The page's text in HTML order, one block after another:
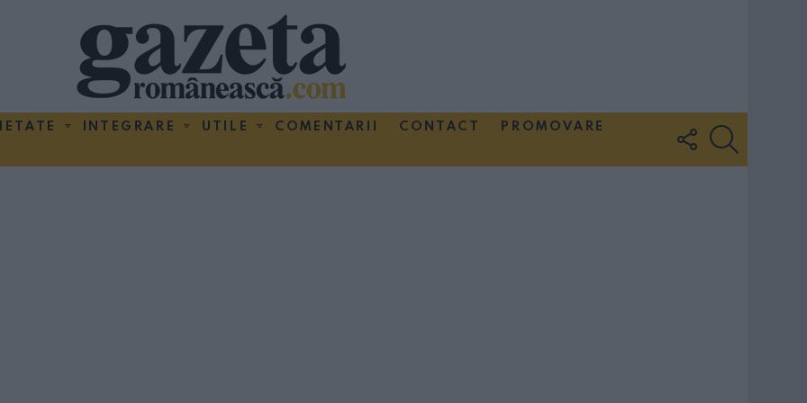
INTEGRARE UTILE COMENTARII CONTACT
PROMOVARE
FOLLOW
US